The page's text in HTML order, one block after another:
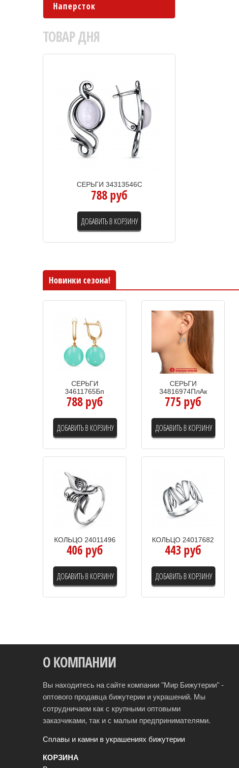
Наперсток
ТОВАРДНЯ
СЕРЬГИ 34313546С
788 руб
ДОБАВИТЬ В КОРЗИНУ
Новинки сезона!
СЕРЬГИ
34611765Бп
788 руб
ДОБАВИТЬ В КОРЗИНУ
СЕРЬГИ
34816974ПлАк
775 руб
ДОБАВИТЬ В КОРЗИНУ
КОЛЬЦО 24011496
406 руб
ДОБАВИТЬ В КОРЗИНУ
КОЛЬЦО 24017682
443 руб
ДОБАВИТЬ В КОРЗИНУ
О КОМПАНИИ
Вы находитесь на сайте компании "Мир Бижутерии" -
оптового продавца бижутерии и украшений. Мы
сотрудничаем как с крупными оптовыми
заказчиками, так и с малым предпринимателями.
Сплавы и камни в украшениях бижутерии
КОРЗИНА